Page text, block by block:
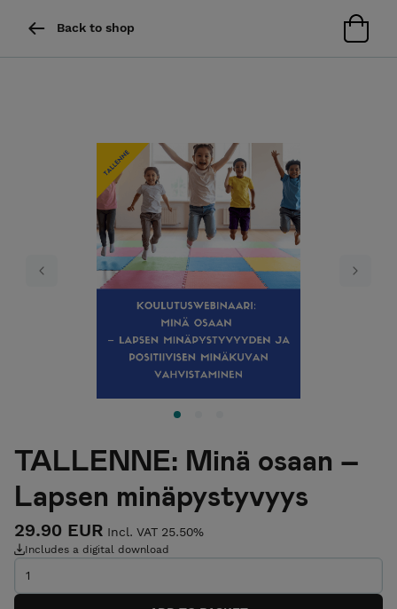
Back to shop
Previous Next
TALLENNE: Minä osaan –
Lapsen minäpystyvyys
29.90 EUR Incl. VAT 25.50%
Includes a digital download